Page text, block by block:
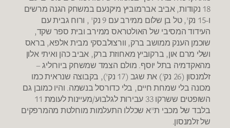
18 נקודות, אביב אברמוביץ מיקנעם במשחק הגנה מרשים
ו-15 נק', טל בן שלום ממירב עם 9 נק' , ורוח גבית עם
העידוד המסיבי של האולטראס ממירב ובית ספר שקד,
שוכמן הענק ממושב ברק, וורצולבסקי מבית אלפא, בראס
ושלי מרם און, ברקוביץ מאחוזת ברק, אביב כהן ואיתי אלון
מהאקדמיה בתל יוסף. מולם הצמד שמשחק ביורוליג –
זלמנסון (26 נק') את שגב (17 נק'), בקבוצה שנראית כמו
מכונה בלי שמחת חיים, בלי כדורסל בנשמה. והיו כמובן גם
השופטים ששרקו 33 עבירות לגלבוע/מעיינות לעומת 11
בלבד של מכבי ת"א שכללו התעלמות מוחלטת מהמרפקים
של זלמנסון.